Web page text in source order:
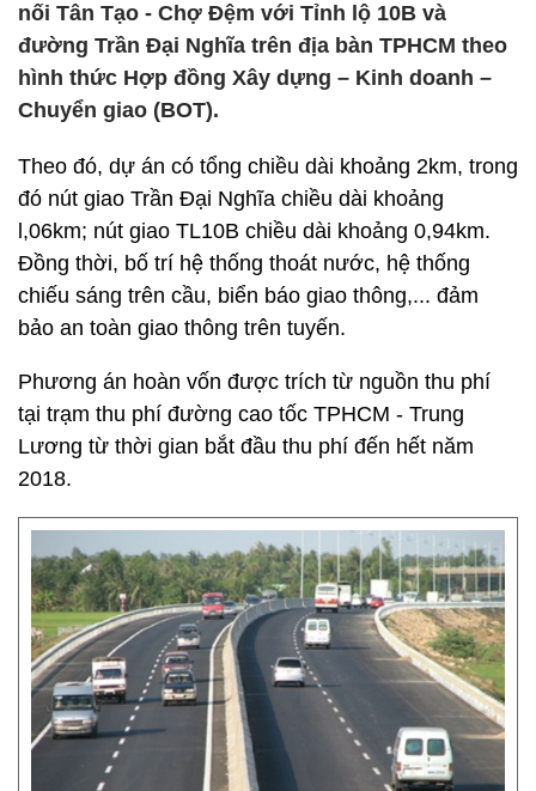
nối Tân Tạo - Chợ Đệm với Tỉnh lộ 10B và
đường Trần Đại Nghĩa trên địa bàn TPHCM theo
hình thức Hợp đồng Xây dựng – Kinh doanh –
Chuyển giao (BOT).
Theo đó, dự án có tổng chiều dài khoảng 2km, trong
đó nút giao Trần Đại Nghĩa chiều dài khoảng
l,06km; nút giao TL10B chiều dài khoảng 0,94km.
Đồng thời, bố trí hệ thống thoát nước, hệ thống
chiếu sáng trên cầu, biển báo giao thông,... đảm
bảo an toàn giao thông trên tuyến.
Phương án hoàn vốn được trích từ nguồn thu phí
tại trạm thu phí đường cao tốc TPHCM - Trung
Lương từ thời gian bắt đầu thu phí đến hết năm
2018.